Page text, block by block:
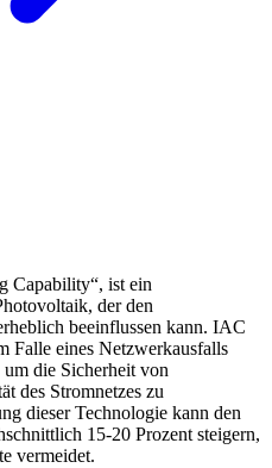
Capability“, ist ein
der den
beeinflussen kann. IAC
Falle eines Netzwerkausfalls
um die Sicherheit von
des Stromnetzes zu
dieser Technologie kann den
15-20 Prozent steigern,
vermeidet.